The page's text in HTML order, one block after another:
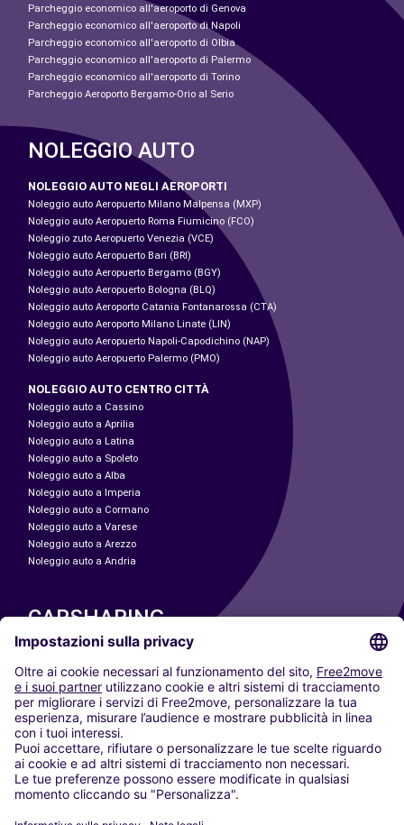
Parcheggio economico all'aeroporto di Genova
Parcheggio economico all'aeroporto di Napoli
Parcheggio economico all'aeroporto di Olbia
Parcheggio economico all'aeroporto di Palermo
Parcheggio economico all'aeroporto di Torino
Parcheggio Aeroporto Bergamo-Orio al Serio
NOLEGGIO AUTO
NOLEGGIO AUTO NEGLI AEROPORTI
Noleggio auto Aeropuerto Milano Malpensa (MXP)
Noleggio auto Aeropuerto Roma Fiumicino (FCO)
Noleggio zuto Aeropuerto Venezia (VCE)
Noleggio auto Aeropuerto Bari (BRI)
Noleggio auto Aeropuerto Bergamo (BGY)
Noleggio auto Aeropuerto Bologna (BLQ)
Noleggio auto Aeroporto Catania Fontanarossa (CTA)
Noleggio auto Aeroporto Milano Linate (LIN)
Noleggio auto Aeropuerto Napoli-Capodichino (NAP)
Noleggio auto Aeropuerto Palermo (PMO)
NOLEGGIO AUTO CENTRO CITTÀ
Noleggio auto a Cassino
Noleggio auto a Aprilia
Noleggio auto a Latina
Noleggio auto a Spoleto
Noleggio auto a Alba
Noleggio auto a Imperia
Noleggio auto a Cormano
Noleggio auto a Varese
Noleggio auto a Arezzo
Noleggio auto a Andria
CARSHARING
LE NOSTRE CITTÀ
Paris
Madrid
Washington DC
Milano
Roma
Torino
Vienna
Berlino